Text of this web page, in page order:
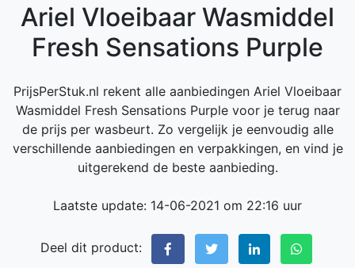
Ariel Vloeibaar Wasmiddel
Fresh Sensations Purple
PrijsPerStuk.nl rekent alle aanbiedingen Ariel Vloeibaar
Wasmiddel Fresh Sensations Purple voor je terug naar
de prijs per wasbeurt. Zo vergelijk je eenvoudig alle
verschillende aanbiedingen en verpakkingen, en vind je
uitgerekend de beste aanbieding.
Laatste update: 14-06-2021 om 22:16 uur
Deel dit product: